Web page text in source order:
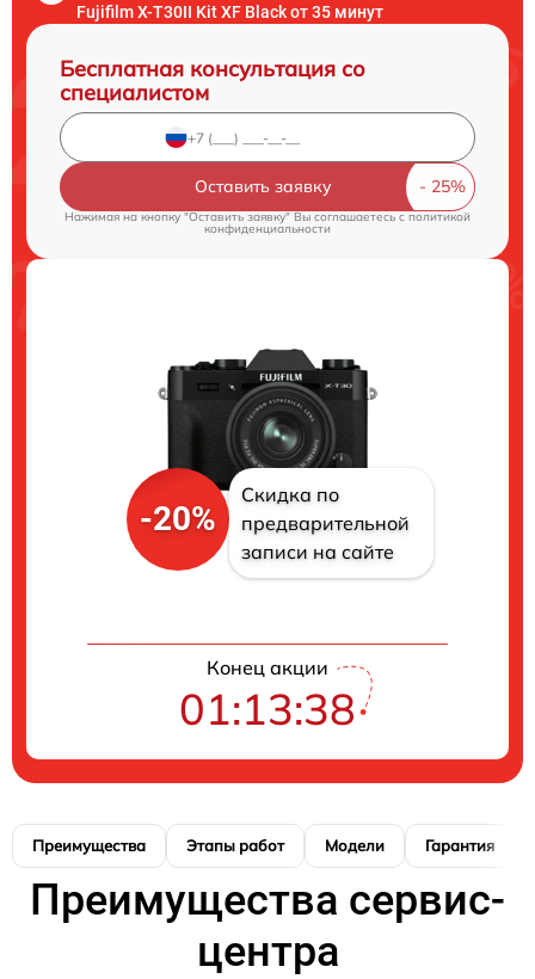
Fujifilm X-T30II Kit XF Black от 35 минут
Бесплатная консультация со
специалистом
Оставить заявку
Нажимая на кнопку "Оставить заявку" Вы соглашаетесь c политикой
конфиденциальности
-20%
Скидка по
предварительной
записи на сайте
Конец акции
01:13:38
Преимущества Этапы работ Модели Гарантия
Преимущества сервис-
центра